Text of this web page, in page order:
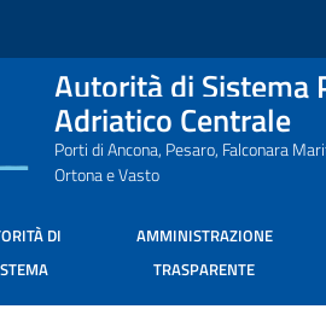
Autorità di Sistema
Adriatico Centrale
Porti di Ancona, Pesaro, Falconara
Ortona e Vasto
DI
AMMINISTRAZIONE
TRASPARENTE